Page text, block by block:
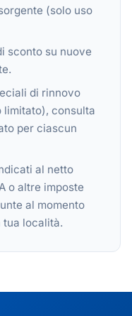
(solo uso
sconto su nuove
di rinnovo
consulta
per ciascun
al netto
o altre imposte
al momento
tua località.